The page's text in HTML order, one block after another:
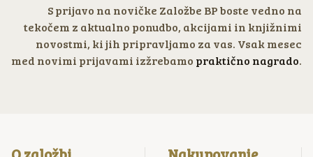
S prijavo na novičke Založbe BP boste vedno na
tekočem z aktualno ponudbo, akcijami in knjižnimi
novostmi, ki jih pripravljamo za vas. Vsak mesec
med novimi prijavami izžrebamo praktično nagrado.